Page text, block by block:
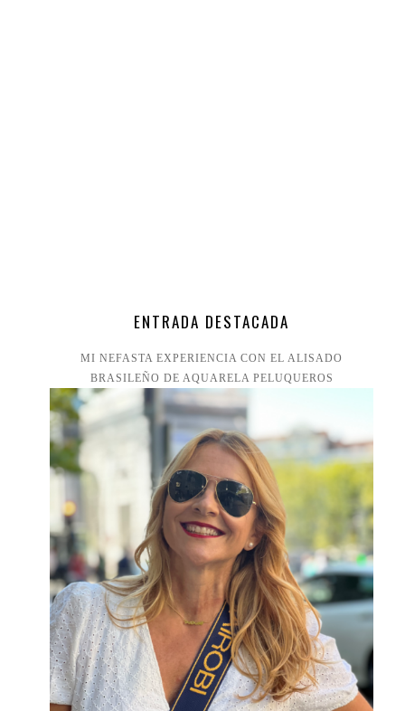
ENTRADA DESTACADA
MI NEFASTA EXPERIENCIA CON EL ALISADO
BRASILEÑO DE AQUARELA PELUQUEROS